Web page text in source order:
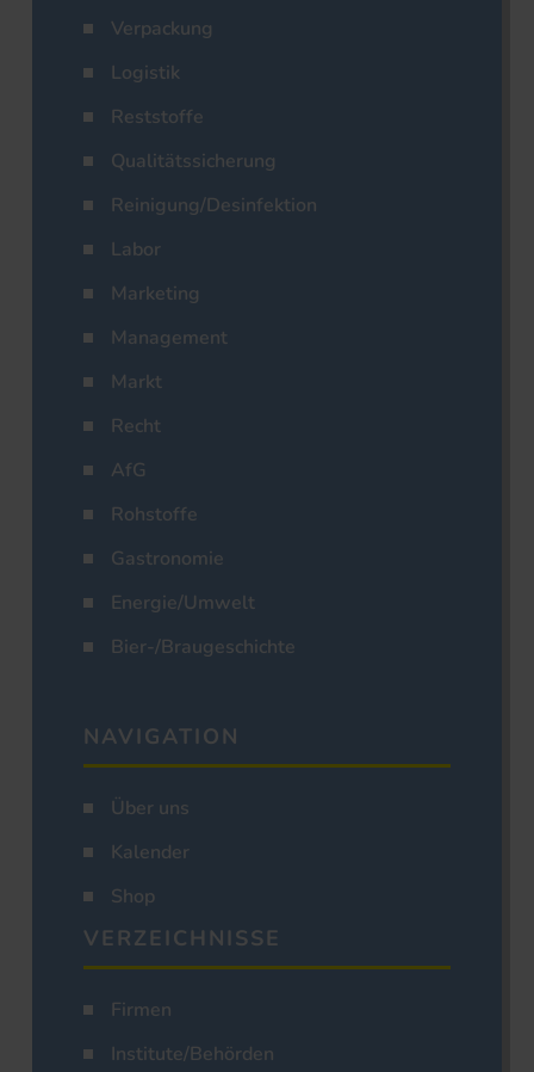
Verpackung
Logistik
Reststoffe
Qualitätssicherung
Reinigung/Desinfektion
Labor
Marketing
Management
Markt
Recht
AfG
Rohstoffe
Gastronomie
Energie/Umwelt
Bier-/Braugeschichte
NAVIGATION
Über uns
Kalender
Shop
VERZEICHNISSE
Firmen
Institute/Behörden